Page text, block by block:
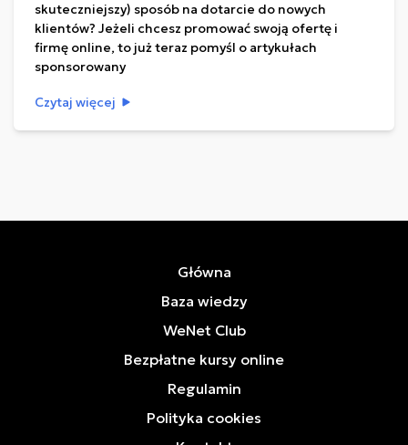
skuteczniejszy) sposób na dotarcie do nowych
klientów? Jeżeli chcesz promować swoją ofertę i
firmę online, to już teraz pomyśl o artykułach
sponsorowany
Czytaj więcej
Główna
Baza wiedzy
WeNet Club
Bezpłatne kursy online
Regulamin
Polityka cookies